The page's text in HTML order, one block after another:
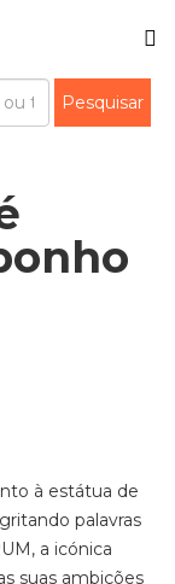
à estátua de
palavras
a icónica
suas ambições